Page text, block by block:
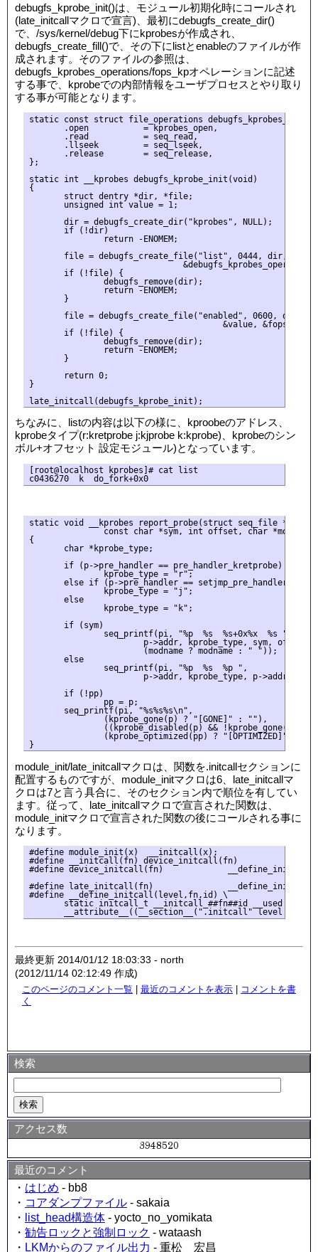
debugfs_kprobe_init()は、モジュール初期化時にコールされ
(late_initcallマクロで宣言)、最初にdebugfs_create_dir()
で、/sys/kernel/debug下にkprobesが作成され、
debugfs_create_fill()で、その下にlistとenableのファイルが作
成されます。そのファイルの参照は、
debugfs_kprobes_operations/fops_kpオペレーションに記述
する事で、kprobeでの内部情報をユーザプロセスとやり取り
する事が可能となります。
static const struct file_operations
       .open           = kprobes_open,
       .read           = seq_read,
       .llseek         = seq_lseek,
       .release        = seq_release,
};
static int __kprobes debugfs_kprobe_init(void)
{
       struct dentry *dir, *file;
       unsigned int value = 1;
       dir = debugfs_create_dir("kprobes", NULL);
       if (!dir)
               return -ENOMEM;
       file = debugfs_create_file("list", 0444, dir, NULL,
       if (!file) {
               debugfs_remove(dir);
               return -ENOMEM;
       }
       file = debugfs_create_file("enabled", 0600, dir,
                                       &value, &fops_kp);
       if (!file) {
               debugfs_remove(dir);
               return -ENOMEM;
       }
       return 0;
}
ちなみに、listの内容は以下の様に、kproobeのアドレス、
kprobeタイプ(r:kretprobe j:kjprobe k:kprobe)、kprobeのシン
ボル+オフセット 設定モジュール)となっています。
[root@localhost kprobes]# cat list
c0436270  k  do_fork+0x0
static void __kprobes report_probe(struct seq_file *pi,
const char *sym, int offset, char
{
       char *kprobe_type;
       if (p->pre_handler == pre_handler_kretprobe)
               kprobe_type = "r";
       else if (p->pre_handler == setjmp_pre_handler)
               kprobe_type = "j";
       else
               kprobe_type = "k";
       if (sym)
               seq_printf(pi, "%p  %s  %s+0x%x  %s ",
                       p->addr, kprobe_type, sym, offset,
                       (modname ? modname : " "));
       else
               seq_printf(pi, "%p  %s  %p ",
                       p->addr, kprobe_type, p->addr);
       if (!pp)
               pp = p;
       seq_printf(pi, "%s%s%s\n",
               (kprobe_gone(p) ? "[GONE]" : ""),
((kprobe_disabled(p) && !kprobe_gone(p)) ?
(kprobe_optimized(pp) ? "[OPTIMIZED]" :
module_init/late_initcallマクロは、関数を.initcallセクションに
配置するものですが、module_initマクロは6、late_initcallマ
クロは7と言う具合に、そのセクション内で順位を有してい
ます。従って、late_initcallマクロで宣言された関数は、
module_initマクロで宣言された関数の後にコールされる事に
なります。
#define module_init(x)  __initcall(x);
#define __initcall(fn) device_initcall(fn)
#define device_initcall(fn)
#define late_initcall(fn)
#define __define_initcall(level,fn,id) \
       static initcall_t __initcall_##fn##id __used \
最終更新 2014/01/12 18:03:33 - north
(2012/11/14 02:12:49 作成)
このページのコメント一覧 最近のコメントを表示
コメントを書
く
検索
アクセス数
最近のコメント
・ はじめ - bb8
・ コアダンプファイル - sakaia
・
list_head構造体 - yocto_no_yomikata
・ 勧告ロックと強制ロック - wataash
・ LKMからのファイル出力 - 重松 宏昌